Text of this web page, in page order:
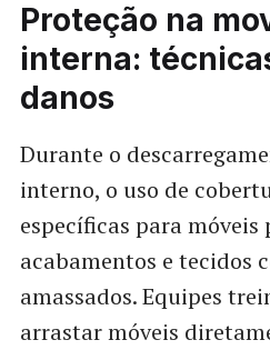
Proteção na
interna:
danos
Durante o
interno, o uso de
específicas para móveis
acabamentos e tecidos
amassados. Equipes
arrastar móveis